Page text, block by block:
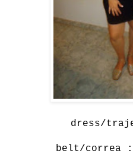
dress/
belt/correa